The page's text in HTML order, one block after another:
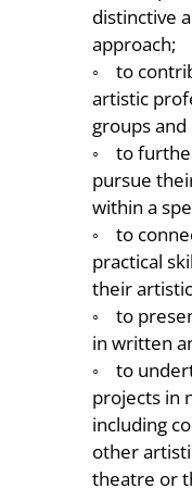
distinctive
approach;
◦ to
artistic
groups
◦ to
pursue
within a
◦ to
practical
their
◦ to
in written
◦ to
projects in
including
other
theatre or